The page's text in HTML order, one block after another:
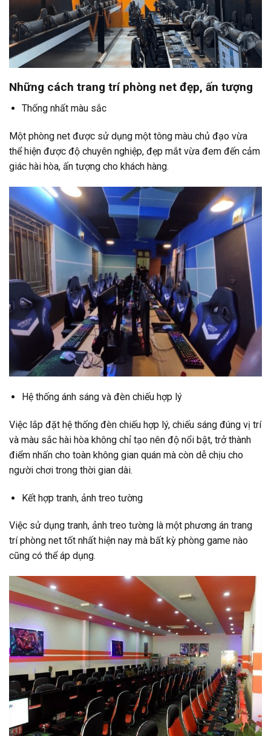
Những cách trang trí phòng net đẹp, ấn tượng
Thống nhất màu sắc
Một phòng net được sử dụng một tông màu chủ đạo vừa
thể hiện được độ chuyên nghiệp, đẹp mắt vừa đem đến cảm
giác hài hòa, ấn tượng cho khách hàng.
Hệ thống ánh sáng và đèn chiếu hợp lý
Việc lắp đặt hệ thống đèn chiếu hợp lý, chiếu sáng đúng vị trí
và màu sắc hài hòa không chỉ tạo nên độ nổi bật, trở thành
điểm nhấn cho toàn không gian quán mà còn dễ chịu cho
người chơi trong thời gian dài.
Kết hợp tranh, ảnh treo tường
Việc sử dụng tranh, ảnh treo tường là một phương án trang
trí phòng net tốt nhất hiện nay mà bất kỳ phòng game nào
cũng có thể áp dụng.